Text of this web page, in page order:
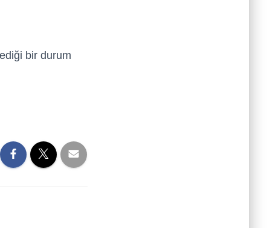
bir durum